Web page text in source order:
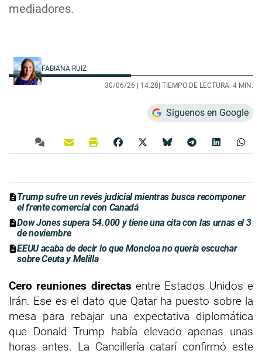
mediadores.
FABIANA RUIZ
30/06/26 | 14:28| TIEMPO DE LECTURA: 4 MIN.
Síguenos en Google
Trump sufre un revés judicial mientras busca recomponer
el frente comercial con Canadá
Dow Jones supera 54.000 y tiene una cita con las urnas el 3
de noviembre
EEUU acaba de decir lo que Moncloa no quería escuchar
sobre Ceuta y Melilla
Cero reuniones directas entre Estados Unidos e
Irán. Ese es el dato que Qatar ha puesto sobre la
mesa para rebajar una expectativa diplomática
que Donald Trump había elevado apenas unas
horas antes. La Cancillería catarí confirmó este